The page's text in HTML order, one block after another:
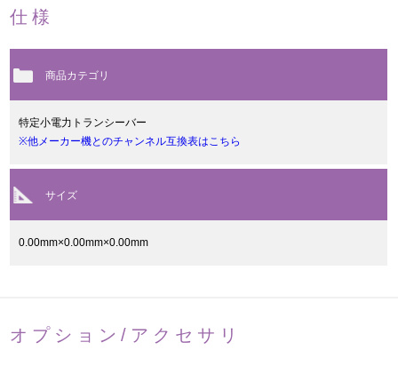
仕様
商品カテゴリ
特定小電力トランシーバー
※他メーカー機とのチャンネル互換表はこちら
サイズ
0.00mm×0.00mm×0.00mm
オプション/アクセサリ